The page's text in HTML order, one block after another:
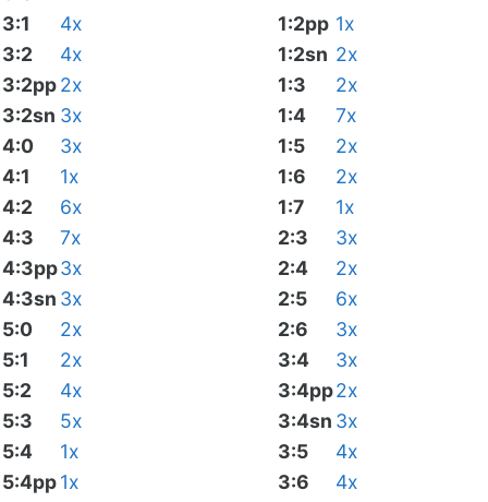
3:1
4x
3:2
4x
3:2pp2x
3:2sn 3x
4:0
3x
4:1
1x
4:2
6x
4:3
7x
4:3pp3x
4:3sn 3x
5:0
2x
5:1
2x
5:2
4x
5:3
5x
5:4
1x
5:4pp1x
1:2pp 1x
1:2sn 2x
1:3
2x
1:4
7x
1:5
2x
1:6
2x
1:7
1x
2:3
3x
2:4
2x
2:5
6x
2:6
3x
3:4
3x
3:4pp2x
3:4sn 3x
3:5
4x
3:6
4x